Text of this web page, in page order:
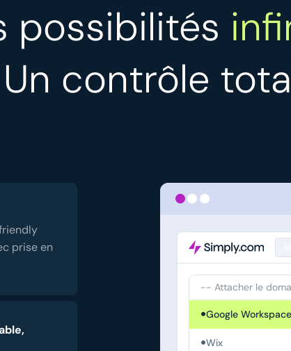
possibilités
Un contrôle
prise en
-- Attacher le
Google
Wix